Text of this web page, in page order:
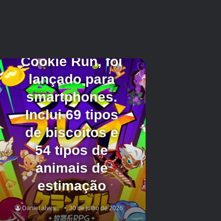
conteúdo premium que é todo seu com uma
única compra. Toneladas de carros e muitos
modos diferentes. Perfeito se você não quer
ser perseguido por compras no aplicativo e
apenas quer aproveitar o jogo.
Corrida imprudente 3